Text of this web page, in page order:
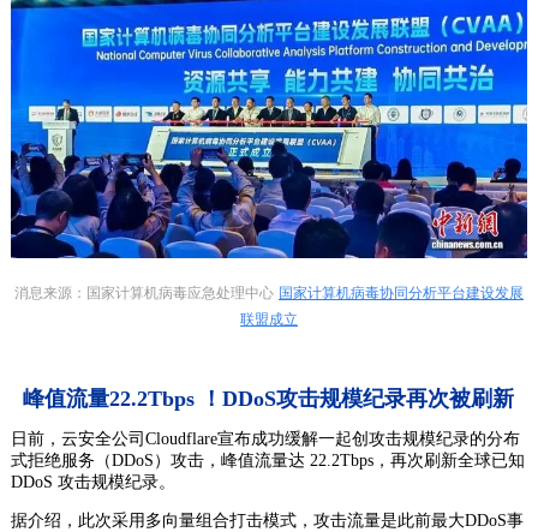
消息来源：国家计算机病毒应急处理中心 国家计算机病毒协同分析平台建设发展
联盟成立
峰值流量22.2Tbps ！DDoS攻击规模纪录再次被刷新
日前，云安全公司Cloudflare宣布成功缓解一起创攻击规模纪录的分布
式拒绝服务（DDoS）攻击，峰值流量达 22.2Tbps，再次刷新全球已知
DDoS 攻击规模纪录。
据介绍，此次采用多向量组合打击模式，攻击流量是此前最大DDoS事